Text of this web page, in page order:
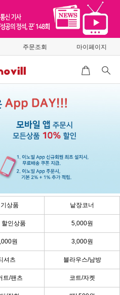
주문조회 마이페이지
상품 낱장코너
인상품 5,000원
원 3,000원
셔츠 블라우스/남방
트/팬츠 코트/자켓